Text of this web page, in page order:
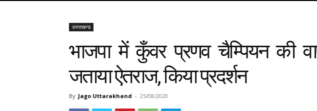
उत्तराखण्ड
भाजपा में कुँवर प्रणव चैम्पियन की
जताया ऐतराज, किया प्रदर्शन
By Jago Uttarakhand - 25/08/2020